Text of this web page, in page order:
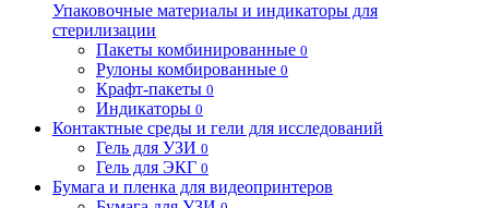
Упаковочные материалы и индикаторы для
стерилизации
Пакеты комбинированные 0
Рулоны комбированные 0
Крафт-пакеты 0
Индикаторы 0
Контактные среды и гели для исследований
Гель для УЗИ 0
Гель для ЭКГ 0
Бумага и пленка для видеопринтеров